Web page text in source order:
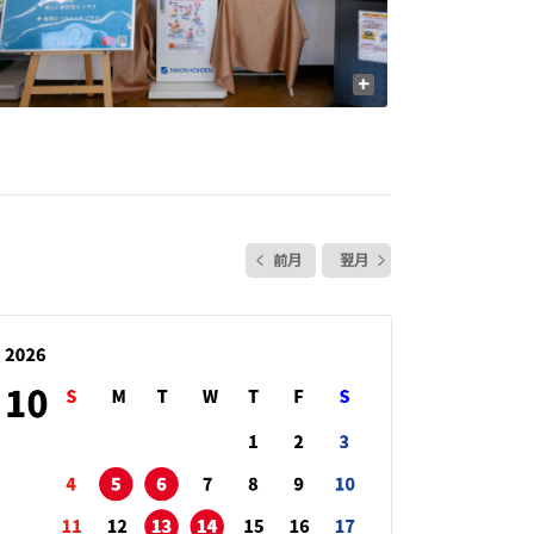
+
前月 翌月